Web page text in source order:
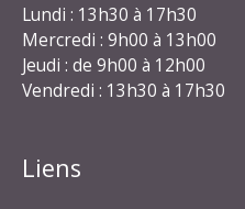
Lundi : 13h30 à 17h30
Mercredi : 9h00 à 13h00
Jeudi : de 9h00 à 12h00
Vendredi : 13h30 à 17h30
Liens